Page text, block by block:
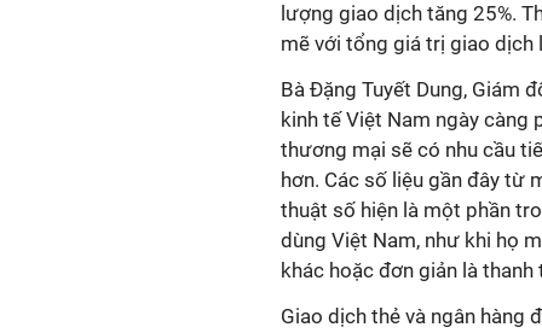
lượng giao dịch tăng 25%.
mẽ với tổng giá trị giao dịch
Bà Đặng Tuyết Dung, Giám
kinh tế Việt Nam ngày càng
thương mại sẽ có nhu cầu
hơn. Các số liệu gần đây từ
thuật số hiện là một phần
dùng Việt Nam, như khi họ
khác hoặc đơn giản là thanh
Giao dịch thẻ và ngân hàng